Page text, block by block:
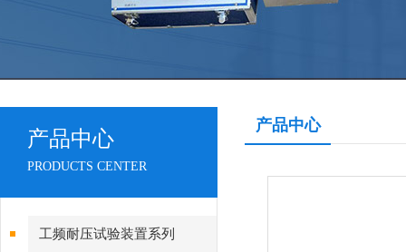
产品中心
PRODUCTS CENTER
工频耐压试验装置系列
产品中心